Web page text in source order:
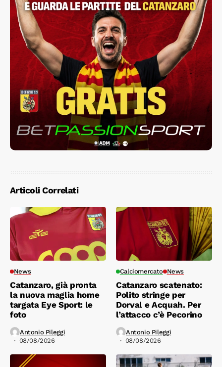
Articoli Correlati
News
Catanzaro, già pronta
la nuova maglia home
targata Eye Sport: le
foto
Antonio Pileggi
08/08/2026
Calciomercato News
Catanzaro scatenato:
Polito stringe per
Dorval e Acquah. Per
l’attacco c’è Pecorino
Antonio Pileggi
08/08/2026